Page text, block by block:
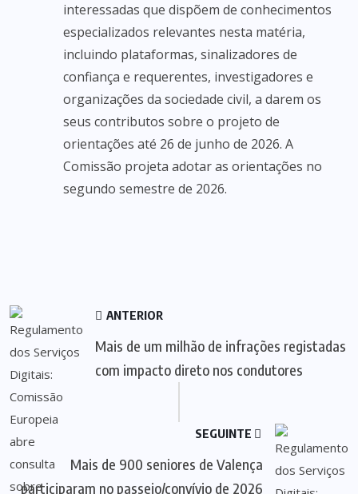
interessadas que dispõem de conhecimentos
especializados relevantes nesta matéria,
incluindo plataformas, sinalizadores de
confiança e requerentes, investigadores e
organizações da sociedade civil, a darem os
seus contributos sobre o projeto de
orientações até 26 de junho de 2026. A
Comissão projeta adotar as orientações no
segundo semestre de 2026.
ANTERIOR
Mais de um milhão de infrações registadas
com impacto direto nos condutores
SEGUINTE
Mais de 900 seniores de Valença
participaram no passeio/convívio de 2026